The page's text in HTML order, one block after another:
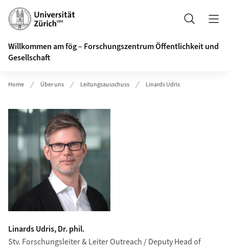
Header
Suche
Willkommen am fög – Forschungszentrum Öffentlichkeit und
Gesellschaft
Home Über uns Leitungsausschuss Linards Udris
Linards Udris, Dr. phil.
Stv. Forschungsleiter & Leiter Outreach / Deputy Head of